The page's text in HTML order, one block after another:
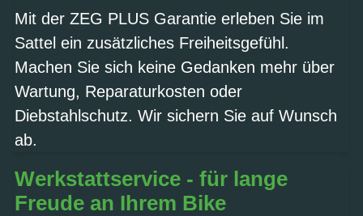
Mit der ZEG PLUS Garantie erleben Sie im
Sattel ein zusätzliches Freiheitsgefühl.
Machen Sie sich keine Gedanken mehr über
Wartung, Reparaturkosten oder
Diebstahlschutz. Wir sichern Sie auf Wunsch
ab.
Werkstattservice - für lange
Freude an Ihrem Bike